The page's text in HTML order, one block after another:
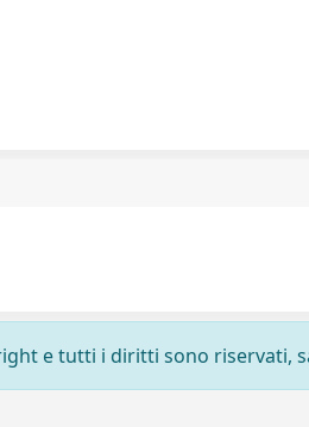
e tutti i diritti sono riservati,